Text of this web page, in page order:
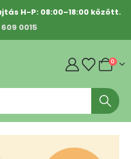
H-P: 08:00–18:00 között.
0015
0